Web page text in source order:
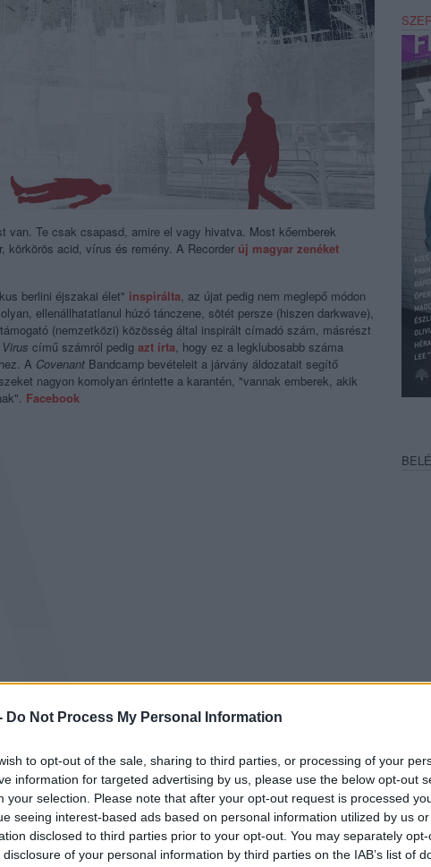
Do Not Process My Personal Information
to opt-out of the sale, sharing to third parties, or processing of your
information for targeted advertising by us, please use the below opt-out
your selection. Please note that after your opt-out request is processed
seeing interest-based ads based on personal information utilized by us
disclosed to third parties prior to your opt-out. You may separately
of your personal information by third parties on the IAB’s list of
van. Te csak csapasd, amire el vagy hivatva. Most kőemberek
körkörös acid, vírus és remény. A Recorder új magyar zenéket
berlini éjszakai élet" inspirálta , az újat pedig nem meglepő módon
ellenállhatatlanul húzó tánczene, sötét persze (hiszen darkwave),
(nemzetközi) közösség által inspirált címadó szám, másrészt
Virus című számról pedig azt írta , hogy ez a legklubosabb száma
A Covenant Bandcamp bevételeit a járvány áldozatait segítő
nagyon komolyan érintette a karantén, "vannak emberek, akik
Facebook